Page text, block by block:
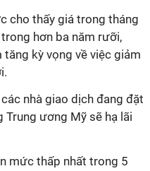
cho thấy giá trong tháng
hơn ba năm rưỡi,
kỳ vọng về việc giảm
nhà giao dịch đang đặt
Trung ương Mỹ sẽ hạ lãi
mức thấp nhất trong 5